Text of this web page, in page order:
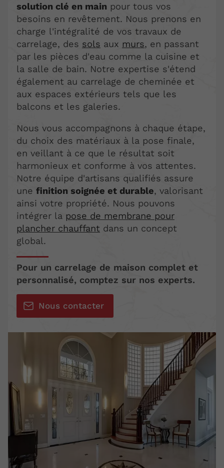
solution clé en main pour tous vos
besoins en revêtement. Nous prenons en
charge l'intégralité de vos travaux de
carrelage, des sols aux murs, en passant
par les pièces d'eau comme la cuisine et
la salle de bain. Notre expertise s'étend
également au carrelage de cheminée et
aux espaces extérieurs tels que les
balcons et les galeries.
Nous vous accompagnons à chaque étape,
du choix des matériaux à la pose finale,
en veillant à ce que le résultat soit
harmonieux et conforme à vos attentes.
Notre équipe d'artisans qualifiés assure
une finition soignée et durable, valorisant
ainsi votre propriété. Nous pouvons
intégrer la pose de membrane pour
plancher chauffant dans un concept
global.
Pour un carrelage de maison complet et
personnalisé, comptez sur nos experts.
Nous contacter